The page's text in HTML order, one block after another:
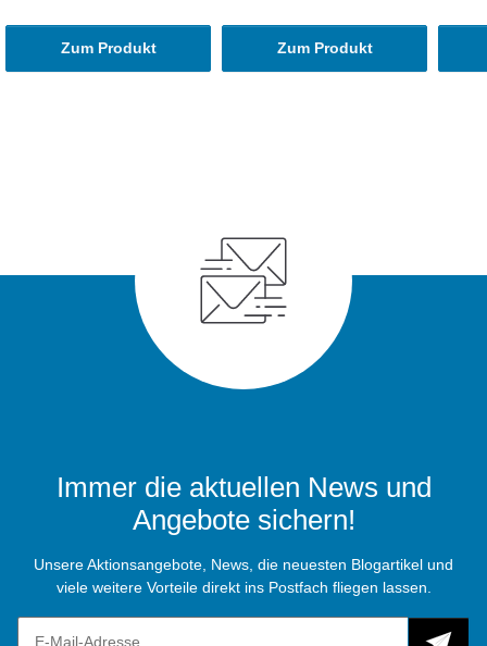
Zum Produkt Zum Produkt
Immer die aktuellen News und
Angebote sichern!
Unsere Aktionsangebote, News, die neuesten Blogartikel und
viele weitere Vorteile direkt ins Postfach fliegen lassen.